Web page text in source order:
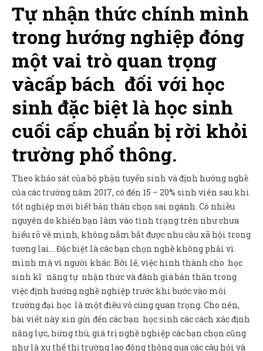
Liên hệ
Tự nhận thức chính mình
trong hướng nghiệp đóng
một vai trò quan trọng
vàcấp bách đối với học
sinh đặc biệt là học sinh
cuối cấp chuẩn bị rời khỏi
trường phổ thông.
Theo khảo sát của bộ phận tuyển sinh và định hướng nghề
của các trường năm 2017, có đến 15 – 20% sinh viên sau khi
tốt nghiệp mới biết bản thân chọn sai ngành. Có nhiều
nguyên do khiến bạn lâm vào tình trạng trên như chưa
hiểu rõ về mình, không nắm bắt được nhu cầu xã hội trong
tương lai… Đặc biệt là các bạn chọn nghề không phải vì
mình mà vì người khác. Bởi lẽ, việc hình thành cho học
sinh kĩ năng tự nhận thức và đánh giá bản thân trong
việc định hướng nghề nghiệp trước khi bước vào môi
trường đại học là một điều vô cùng quan trọng. Cho nên,
bài viết này xin gửi đến các bạn học sinh các cách xác định
năng lực, hứng thú, giá trị nghề nghiệp các bạn chọn cũng
như là xu thế thị trường lao động thông qua các câu hỏi và